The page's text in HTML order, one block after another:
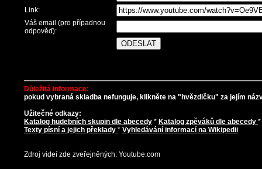
Link:
Váš email (pro případnou
odpověď):
Důležitá informace:
pokud vybraná skladba nefunguje, klikněte na "hvězdičku" za jejím
Užitečné odkazy:
Katalog hudebních skupin dle abecedy * Katalog zpěváků dle abecedy *
Texty písní a jejich překlady * Vyhledávání informací na Wikipedii
Zdroj videí zde zveřejněných: Youtube.com